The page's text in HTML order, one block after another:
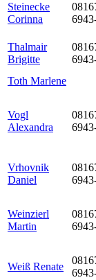
Steinecke
Corinna
Thalmair
Brigitte
Toth Marlene
Vogl
Alexandra
Vrhovnik
Daniel
Weinzierl
Martin
Weiß Renate